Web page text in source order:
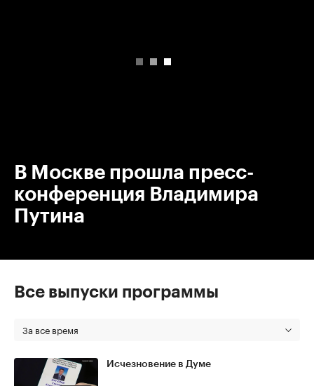
В Москве прошла пресс-
конференция Владимира
Путина
Все выпуски программы
За все время
Исчезновение в Думе